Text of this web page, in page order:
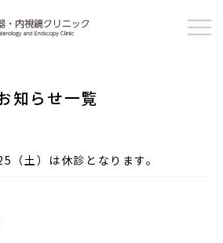
ニック
知らせ一覧
土）は休診となります。